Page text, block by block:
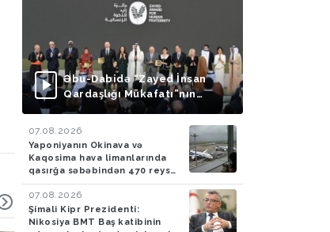
Əbu-Dabidə “Zayed İnsan
Qardaşlığı Mükafatı”nın
təqdimolunma mərasimi
07.08.2026
Yaponiyanın Okinava və
Kaqosima hava limanlarında
qasırğa səbəbindən 470 reys
ləğv edilib
07.08.2026
Şimali Kipr Prezidenti:
Nikosiya BMT Baş katibinin